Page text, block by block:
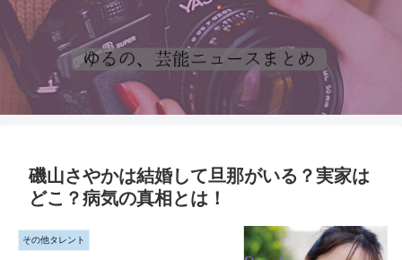
磯山さやかは結婚して旦那がいる？実家は
どこ？病気の真相とは！
その他タレント